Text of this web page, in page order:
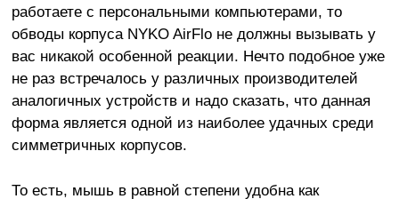
работаете с персональными компьютерами, то
обводы корпуса NYKO AirFlo не должны вызывать у
вас никакой особенной реакции. Нечто подобное уже
не раз встречалось у различных производителей
аналогичных устройств и надо сказать, что данная
форма является одной из наиболее удачных среди
симметричных корпусов.
То есть, мышь в равной степени удобна как